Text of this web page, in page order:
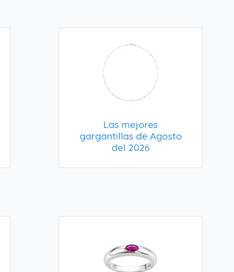
Las mejores
gargantillas de Agosto
del 2026